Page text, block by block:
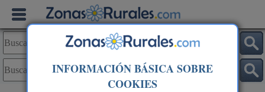
INFORMACIÓN BÁSICA SOBRE
COOKIES